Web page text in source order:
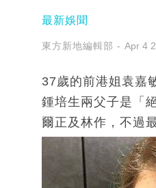
最新娛聞
東方新地編輯部 Apr 4
37歲的前港姐袁嘉
鍾培生兩父子是「
爾正及林作，不過